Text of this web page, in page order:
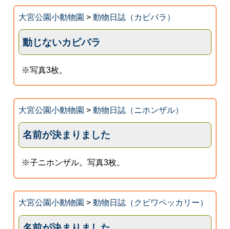
大宮公園小動物園 > 動物日誌（カピバラ）
動じないカピバラ
※写真3枚。
大宮公園小動物園 > 動物日誌（ニホンザル）
名前が決まりました
※子ニホンザル。写真3枚。
大宮公園小動物園 > 動物日誌（クビワペッカリー）